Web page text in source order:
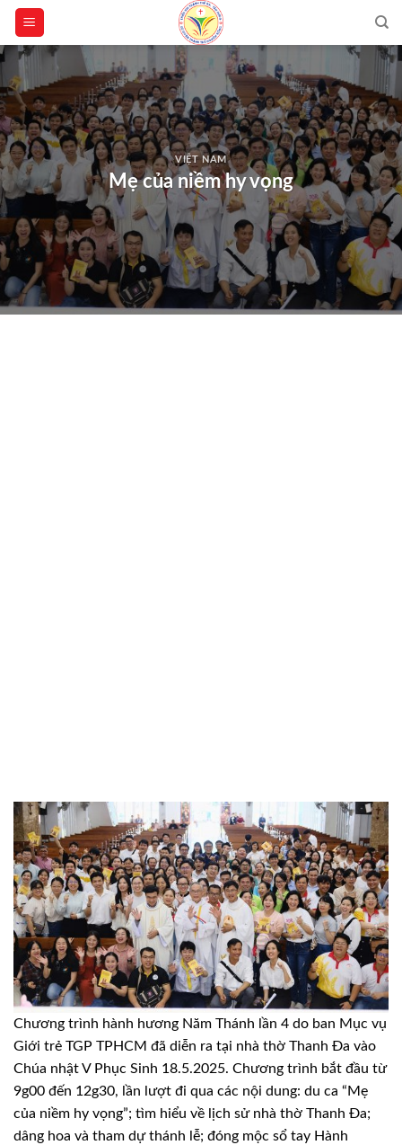
Skip
content
VIỆT NAM
Mẹ của niềm hy vọng
Chương trình hành hương Năm Thánh lần 4 do ban Mục vụ
Giới trẻ TGP TPHCM đã diễn ra tại nhà thờ Thanh Đa vào
Chúa nhật V Phục Sinh 18.5.2025. Chương trình bắt đầu từ
9g00 đến 12g30, lần lượt đi qua các nội dung: du ca “Mẹ
của niềm hy vọng”; tìm hiểu về lịch sử nhà thờ Thanh Đa;
dâng hoa và tham dự thánh lễ; đóng mộc sổ tay Hành